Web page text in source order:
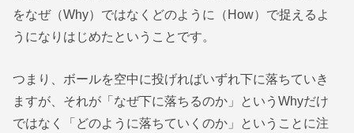
をなぜ（Why）ではなくどのように（How）で捉えるよ
うになりはじめたということです。
つまり、ボールを空中に投げればいずれ下に落ちていき
ますが、それが「なぜ下に落ちるのか」というWhyだけ
ではなく「どのように落ちていくのか」ということに注